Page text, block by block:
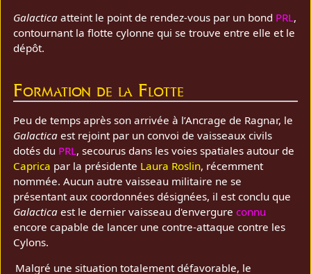
Galactica atteint le point de rendez‑vous par un bond PRL,
contournant la flotte cylonne qui se trouve entre elle et le
dépôt.
Formation de la Flotte
Peu de temps après son arrivée à l’Ancrage de Ragnar, le
Galactica est rejoint par un convoi de vaisseaux civils
dotés du PRL, secourus dans les voies spatiales autour de
Caprica par la présidente Laura Roslin, récemment
nommée. Aucun autre vaisseau militaire ne se
présentant aux coordonnées désignées, il est conclu que
Galactica est le dernier vaisseau d'envergureconnu
encore capable de lancer une contre‑attaque contre les
Cylons.
Malgré une situation totalement défavorable, le